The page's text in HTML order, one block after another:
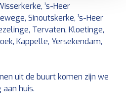
’s-Heer
Sinoutskerke, ’s-Heer
Tervaten, Kloetinge,
Kappelle, Yersekendam,
uit de buurt komen zijn we
aan huis.